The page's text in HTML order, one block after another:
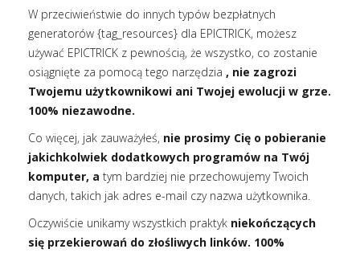
W przeciwieństwie do innych typów bezpłatnych
generatorów {tag_resources} dla EPICTRICK, możesz
używać EPICTRICK z pewnością, że wszystko, co zostanie
osiągnięte za pomocą tego narzędzia , nie zagrozi
Twojemu użytkownikowi ani Twojej ewolucji w grze.
100% niezawodne.
Co więcej, jak zauważyłeś, nie prosimy Cię o pobieranie
jakichkolwiek dodatkowych programów na Twój
komputer, a tym bardziej nie przechowujemy Twoich
danych, takich jak adres e-mail czy nazwa użytkownika.
Oczywiście unikamy wszystkich praktyk niekończących
się przekierowań do złośliwych linków. 100%